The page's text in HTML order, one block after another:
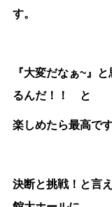
す。
『大変だなぁ~』
るんだ！！ と
楽しめたら最高です
決断と挑戦！と言